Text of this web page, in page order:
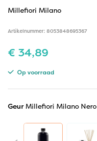
Millefiori Milano
Artikelnummer: 8053848695367
€ 34,89
Op voorraad
Geur Millefiori Milano Nero